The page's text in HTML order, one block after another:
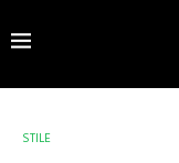
STILE